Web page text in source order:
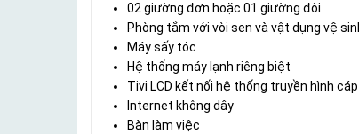
02 giường đơn hoặc 01 giường đôi
Phòng tắm với vòi sen và vật dụng vệ
Máy sấy tóc
Hệ thống máy lạnh riêng biệt
Tivi LCD kết nối hệ thống truyền hình cáp
Internet không dây
Bàn làm việc